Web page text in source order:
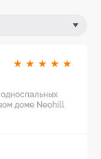
★ ★ ★ ★ ★
доме Neohill